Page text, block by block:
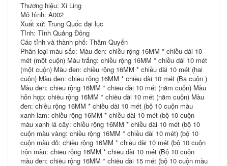
Thương hiệu: Xi Ling
Mô hình: A002
Xuất xứ: Trung Quốc đại lục
Tỉnh: Tỉnh Quảng Đông
Các tỉnh và thành phố: Thâm Quyến
Phân loại màu sắc: Màu đen: chiều rộng 16MM * chiều dài 10
mét (một cuộn) Màu trắng: chiều rộng 16MM * chiều dài 10 mét
(một cuộn) Màu đen: chiều rộng 16MM * chiều dài 10 mét (hai
cuộn) Màu đen: chiều rộng 16MM * chiều dài 10 mét (Ba cuộn )
Màu đen: chiều rộng 16MM * chiều dài 10 mét (năm cuộn) Màu
hỗn hợp: chiều rộng 16MM * chiều dài 10 mét (năm cuộn) Màu
đen: chiều rộng 16MM * chiều dài 10 mét (bộ 10 cuộn màu
xanh lam: chiều rộng 16MM * chiều dài 10 mét (bộ 10 cuộn
màu xanh lá cây: chiều rộng 16MM * chiều dài 10 mét (bộ 10
cuộn màu vàng: chiều rộng 16MM * chiều dài 10 mét) (bộ 10
cuộn màu đỏ: chiều rộng 16MM * chiều dài 10 mét (bộ 10 cuộn
trộn màu: chiều rộng 16MM * chiều dài 10 mét (Bộ 10 cuộn
màu đen: chiều rộng 16MM * chiều dài 15 mét (bộ 10 cuộn màu